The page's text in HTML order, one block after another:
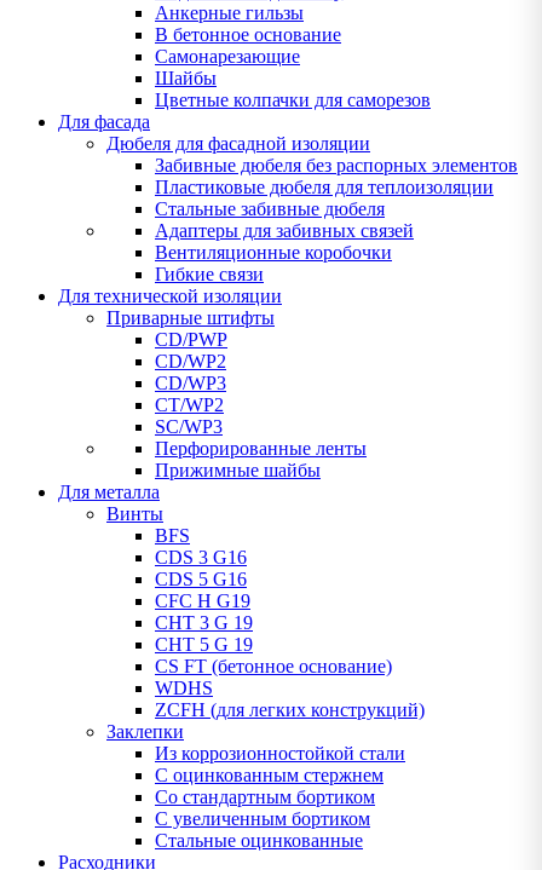
Анкерные гильзы
В бетонное основание
Самонарезающие
Шайбы
Цветные колпачки для саморезов
Для фасада
Дюбеля для фасадной изоляции
Забивные дюбеля без распорных элементов
Пластиковые дюбеля для теплоизоляции
Стальные забивные дюбеля
Адаптеры для забивных связей
Вентиляционные коробочки
Гибкие связи
Для технической изоляции
Приварные штифты
CD/PWP
CD/WP2
CD/WP3
CT/WP2
SC/WP3
Перфорированные ленты
Прижимные шайбы
Для металла
Винты
BFS
CDS 3 G16
CDS 5 G16
CFC H G19
CHT 3 G 19
CHT 5 G 19
CS FT (бетонное основание)
WDHS
ZCFH (для легких конструкций)
Заклепки
Из коррозионностойкой стали
С оцинкованным стержнем
Со стандартным бортиком
С увеличенным бортиком
Стальные оцинкованные
Расходники